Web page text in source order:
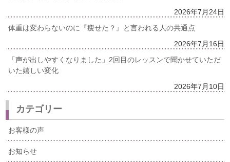
2026年7月24日
体重は変わらないのに『痩せた？』と言われる人の共通点
2026年7月16日
「声が出しやすくなりました」2回目のレッスンで聞かせていただ
いた嬉しい変化
2026年7月10日
カテゴリー
お客様の声
お知らせ